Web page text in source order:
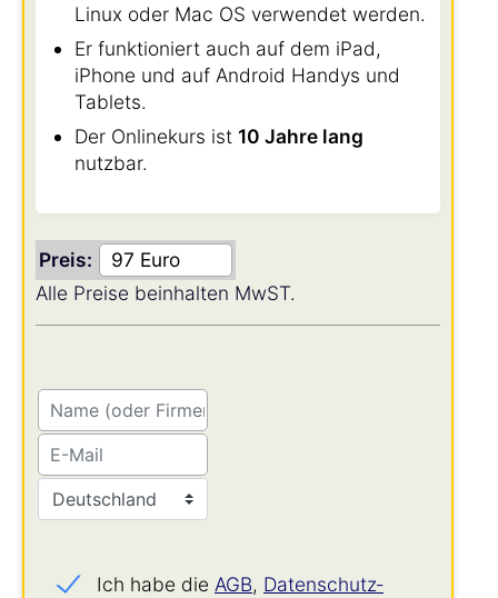
Linux oder Mac OS verwendet werden.
Er funktioniert auch auf dem iPad,
iPhone und auf Android Handys und
Tablets.
Der Onlinekurs ist 10 Jahre lang
nutzbar.
Preis:
Alle Preise beinhalten MwST.
Ich habe die AGB, Datenschutz­